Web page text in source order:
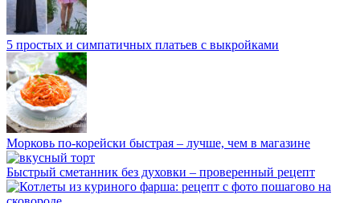
5 простых и симпатичных платьев с выкройками
Морковь по-корейски быстрая – лучше, чем в магазине
Быстрый сметанник без духовки – проверенный рецепт